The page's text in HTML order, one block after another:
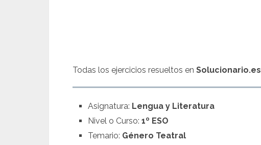
Todas los ejercicios resueltos en Solucionario.es
Asignatura: Lengua y Literatura
Nivel o Curso:1º ESO
Temario: Género Teatral